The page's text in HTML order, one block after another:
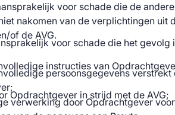
voor schade die de
nakomen van de verplichtingen uit
of de AVG.
voor schade die het gevolg
instructies van
persoonsgegevens verstrekt
Opdrachtgever in strijd met de AVG;
verwerking door Opdrachtgever